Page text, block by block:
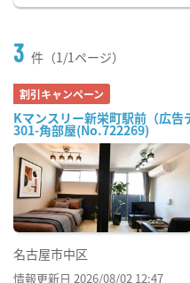
3 件（1/1ページ）
割引キャンペーン
Kマンスリー新栄町駅前（広告
301-角部屋(No.722269)
名古屋市中区
情報更新日 2026/08/02 12:47